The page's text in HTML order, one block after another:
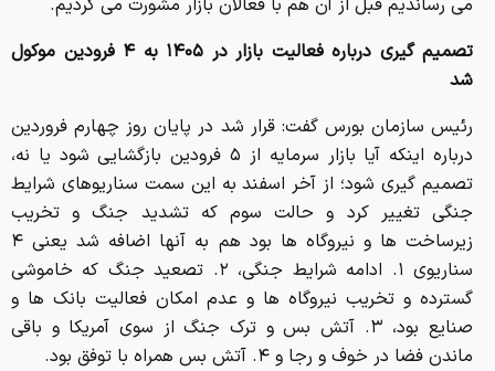
تصمیم گیری درباره فعالیت بازار در ۱۴۰۵ به ۴ فرودین موکول
شد
رئیس سازمان بورس گفت: قرار شد در پایان روز چهارم فروردین
درباره اینکه آیا بازار سرمایه از ۵ فرودین بازگشایی شود یا نه،
تصمیم گیری شود؛ از آخر اسفند به این سمت سناریوهای شرایط
جنگی تغییر کرد و حالت سوم که تشدید جنگ و تخریب
زیرساخت ها و نیروگاه ها بود هم به آنها اضافه شد یعنی ۴
سناریوی ۱. ادامه شرایط جنگی، ۲. تصعید جنگ که خاموشی
گسترده و تخریب نیروگاه ها و عدم امکان فعالیت بانک ها و
صنایع بود، ۳. آتش بس و ترک جنگ از سوی آمریکا و باقی
ماندن فضا در خوف و رجا و ۴. آتش بس همراه با توفق بود.